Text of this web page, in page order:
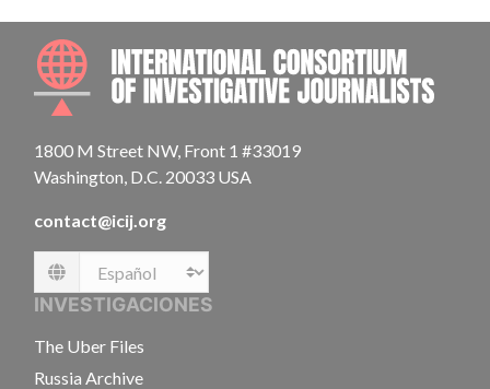
1800 M Street NW, Front 1 #33019
Washington, D.C. 20033 USA
contact@icij.org
Language
INVESTIGACIONES
The Uber Files
Russia Archive